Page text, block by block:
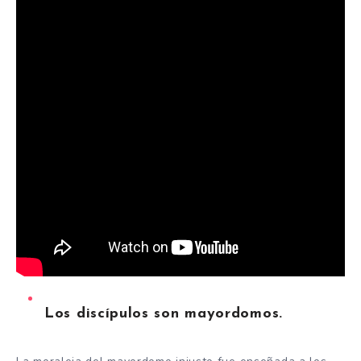
Los discípulos son mayordomos.